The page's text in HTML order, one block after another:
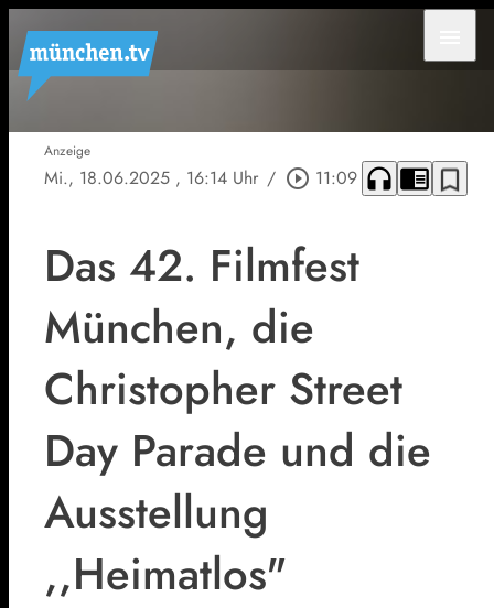
Anzeige
Mi., 18.06.2025 , 16:14 Uhr / play_circle_outline 11:09 headphones chrome_reader_mode bookmark_border
Das 42. Filmfest
München, die
Christopher Street
Day Parade und die
Ausstellung
,,Heimatlos"